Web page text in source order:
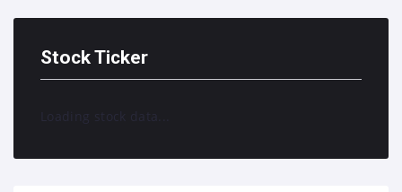
Stock Ticker
Loading stock data...